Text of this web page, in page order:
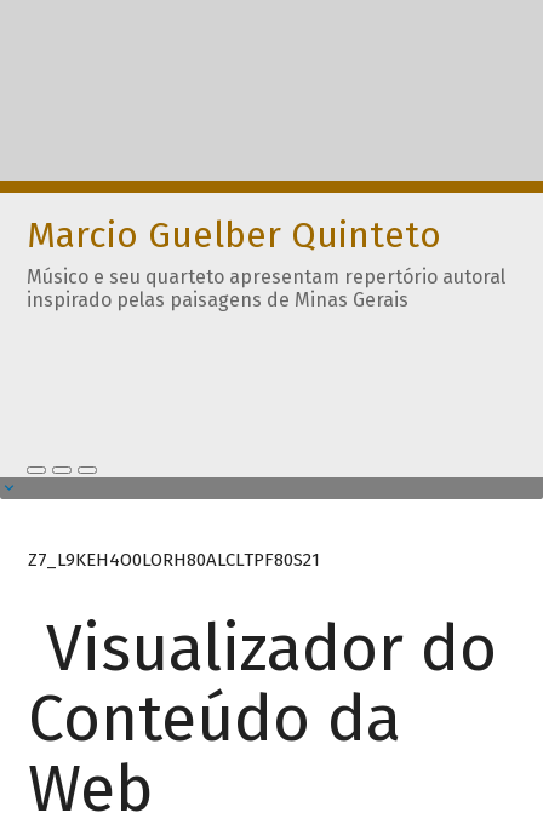
Marcio Guelber Quinteto
Músico e seu quarteto apresentam repertório autoral
inspirado pelas paisagens de Minas Gerais
Z7_L9KEH4O0LORH80ALCLTPF80S21
Visualizador do
Conteúdo da
Web